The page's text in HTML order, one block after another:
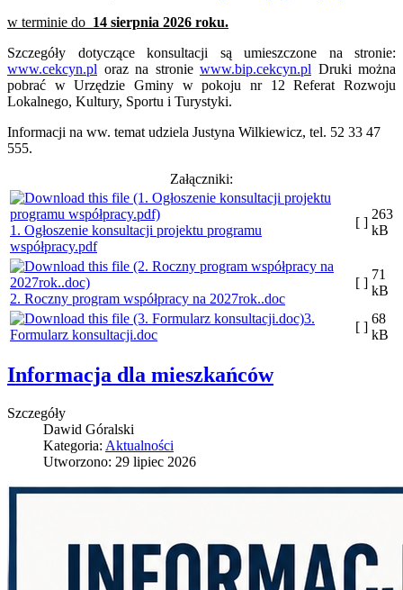
w terminie do 14 sierpnia 2026 roku.
Szczegóły dotyczące konsultacji są umieszczone na stronie:
www.cekcyn.pl oraz na stronie www.bip.cekcyn.pl Druki można
pobrać w Urzędzie Gminy w pokoju nr 12 Referat Rozwoju
Lokalnego, Kultury, Sportu i Turystyki.
Informacji na ww. temat udziela Justyna Wilkiewicz, tel. 52 33 47
555.
Załączniki:
1. Ogłoszenie konsultacji projektu programu
współpracy.pdf
[ ]
263
kB
2. Roczny program współpracy na 2027rok..doc
[ ]
71
kB
3.
Formularz konsultacji.doc
[ ]
68
kB
Informacja dla mieszkańców
Szczegóły
Dawid Góralski
Kategoria: Aktualności
Utworzono: 29 lipiec 2026